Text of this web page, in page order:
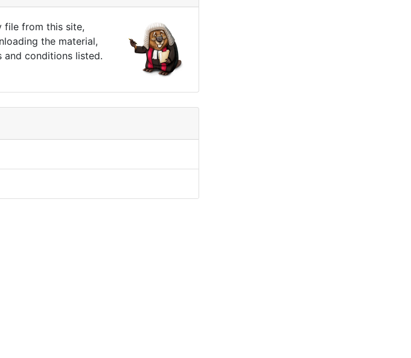
file from this site,
the material,
conditions listed.